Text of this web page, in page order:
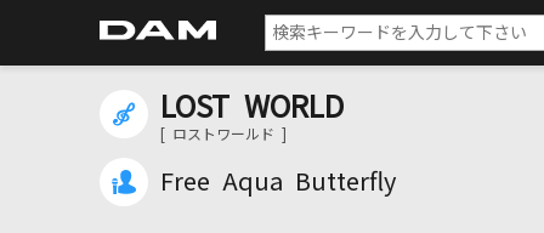
LOST WORLD
[ ロストワールド ]
Free Aqua Butterfly